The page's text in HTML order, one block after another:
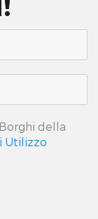
della
Utilizzo